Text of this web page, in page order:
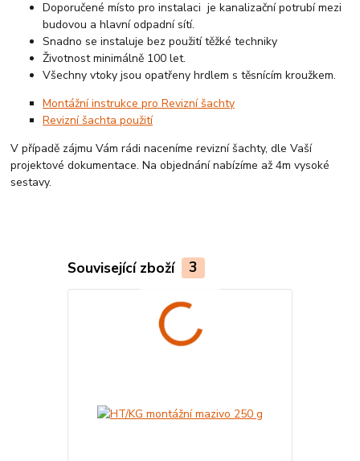
Doporučené místo pro instalaci je kanalizační potrubí mezi
budovou a hlavní odpadní sítí.
Snadno se instaluje bez použití těžké techniky
Životnost minimálně 100 let.
Všechny vtoky jsou opatřeny hrdlem s těsnícím kroužkem.
Montážní instrukce pro Revizní šachty
Revizní šachta použití
V případě zájmu Vám rádi naceníme revizní šachty, dle Vaší
projektové dokumentace. Na objednání nabízíme až 4m vysoké
sestavy.
Související zboží 3